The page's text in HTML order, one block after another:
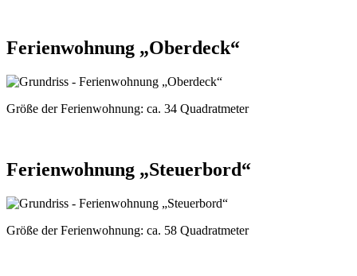
Ferienwohnung „Oberdeck“
Größe der Ferienwohnung: ca. 34 Quadratmeter
Ferienwohnung „Steuerbord“
Größe der Ferienwohnung: ca. 58 Quadratmeter